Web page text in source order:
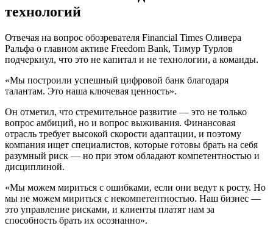
технологий
Отвечая на вопрос обозревателя Financial Times Оливера
Ральфа о главном активе Freedom Bank, Тимур Турлов
подчеркнул, что это не капитал и не технологии, а команды.
«Мы построили успешный цифровой банк благодаря
талантам. Это наша ключевая ценность».
Он отметил, что стремительное развитие — это не только
вопрос амбиций, но и вопрос выживания. Финансовая
отрасль требует высокой скорости адаптации, и поэтому
компания ищет специалистов, которые готовы брать на себя
разумный риск — но при этом обладают компетентностью и
дисциплиной.
«Мы можем мириться с ошибками, если они ведут к росту. Но
мы не можем мириться с некомпетентностью. Наш бизнес —
это управление рисками, и клиенты платят нам за
способность брать их осознанно».